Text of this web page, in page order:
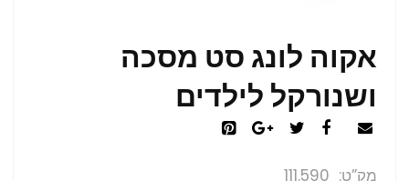
אקוה לונג סט מסכה
ושנורקל לילדים
מק”ט 111.590